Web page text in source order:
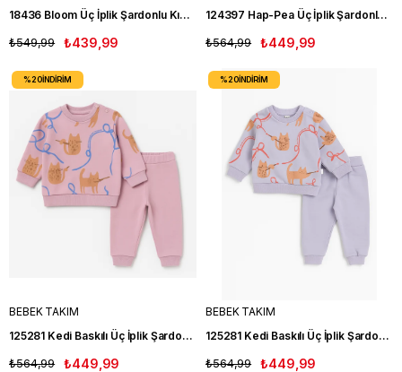
18436 Bloom Üç İplik Şardonlu Kız Bebe Takım SOMON
₺439,99
₺549,99
124397 Hap-Pea Üç İplik Şardonlu Kız Bebe Takım KAHVE
₺449,99
₺564,99
BEBEK TAKIM
125281 Kedi Baskılı Üç İplik Şardonlu Kız Bebe Takım PUDRA
₺449,99
₺564,99
%20İNDIRIM
BEBEK TAKIM
125281 Kedi Baskılı Üç İplik Şardonlu Kız Bebe Takım MOR
₺449,99
₺564,99
%20İNDIRIM